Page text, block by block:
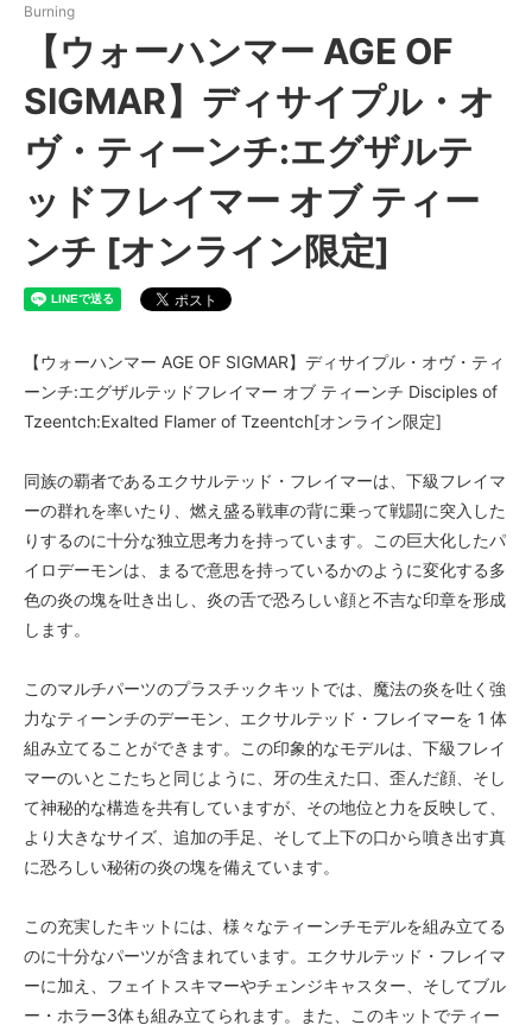
Burning
【ウォーハンマー AGE OF
SIGMAR】ディサイプル・オ
ヴ・ティーンチ:エグザルテ
ッドフレイマー オブ ティー
ンチ [オンライン限定]
【ウォーハンマー AGE OF SIGMAR】ディサイプル・オヴ・ティ
ーンチ:エグザルテッドフレイマー オブ ティーンチ Disciples of
Tzeentch:Exalted Flamer of Tzeentch[オンライン限定]
同族の覇者であるエクサルテッド・フレイマーは、下級フレイマ
ーの群れを率いたり、燃え盛る戦車の背に乗って戦闘に突入した
りするのに十分な独立思考力を持っています。この巨大化したパ
イロデーモンは、まるで意思を持っているかのように変化する多
色の炎の塊を吐き出し、炎の舌で恐ろしい顔と不吉な印章を形成
します。
このマルチパーツのプラスチックキットでは、魔法の炎を吐く強
力なティーンチのデーモン、エクサルテッド・フレイマーを 1 体
組み立てることができます。この印象的なモデルは、下級フレイ
マーのいとこたちと同じように、牙の生えた口、歪んだ顔、そし
て神秘的な構造を共有していますが、その地位と力を反映して、
より大きなサイズ、追加の手足、そして上下の口から噴き出す真
に恐ろしい秘術の炎の塊を備えています。
この充実したキットには、様々なティーンチモデルを組み立てる
のに十分なパーツが含まれています。エクサルテッド・フレイマ
ーに加え、フェイトスキマーやチェンジキャスター、そしてブル
ー・ホラー3体も組み立てられます。また、このキットでティー